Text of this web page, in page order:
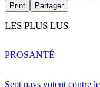
Print Partager
LES PLUS LUS
Sept pays votent contre
PROSANTÉ